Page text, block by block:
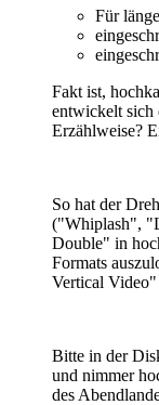
Für
Fakt ist,
entwickelt sich
Erzählweise?
So hat der
("Whiplash",
Double" in
Formats
Vertical
Bitte in der
und nimmer
des